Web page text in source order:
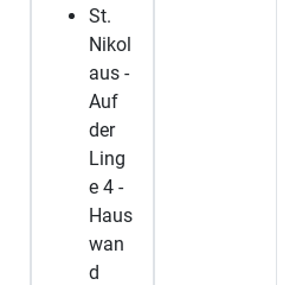
St.
Nikol
aus -
Auf
der
Ling
e 4 -
Haus
wan
d